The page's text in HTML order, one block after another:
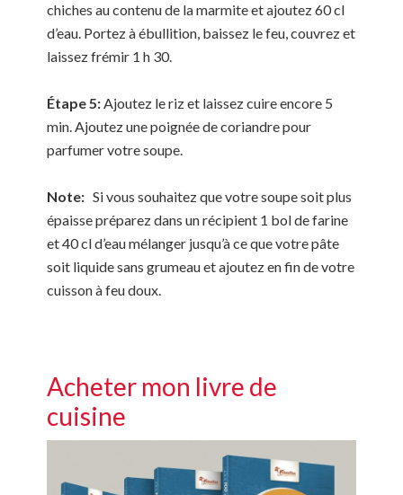
chiches au contenu de la marmite et ajoutez 60 cl
d’eau. Portez à ébullition, baissez le feu, couvrez et
laissez frémir 1 h 30.
Étape 5:Ajoutez le riz et laissez cuire encore 5
min. Ajoutez une poignée de coriandre pour
parfumer votre soupe.
Note: Si vous souhaitez que votre soupe soit plus
épaisse préparez dans un récipient 1 bol de farine
et 40 cl d’eau mélanger jusqu’à ce que votre pâte
soit liquide sans grumeau et ajoutez en fin de votre
cuisson à feu doux.
Acheter mon livre de
cuisine